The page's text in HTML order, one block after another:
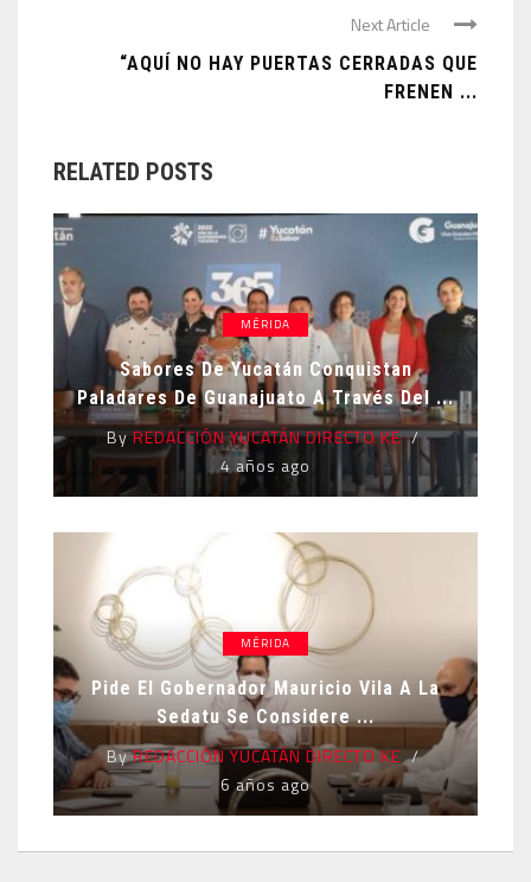
Next Article
“AQUÍ NO HAY PUERTAS CERRADAS QUE
FRENEN ...
RELATED POSTS
MÉRIDA
Sabores De Yucatán Conquistan
Paladares De Guanajuato A Través Del ...
By REDACCIÓN YUCATÁN DIRECTO KE
4 años ago
MÉRIDA
Pide El Gobernador Mauricio Vila A La
Sedatu Se Considere ...
ByREDACCIÓN YUCATÁN DIRECTO KE
6 años ago